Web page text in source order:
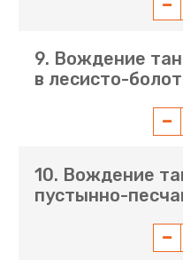
9. Вождение
в лесисто-
10. Вождение
пустынно-